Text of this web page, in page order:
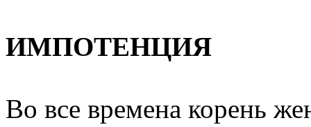
ИМПОТЕНЦИЯ
Во все времена корень